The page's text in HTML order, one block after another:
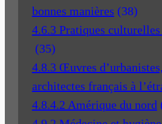
bonnes manières (38)
4.6.3 Pratiques
(35)
4.8.3 Œuvres
architectes français à
4.8.4.2 Amérique du nord